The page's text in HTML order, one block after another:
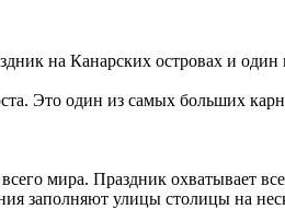
на Канарcких островах и
Это один из самых больших
мира. Праздник охватывает
заполняют улицы столицы на